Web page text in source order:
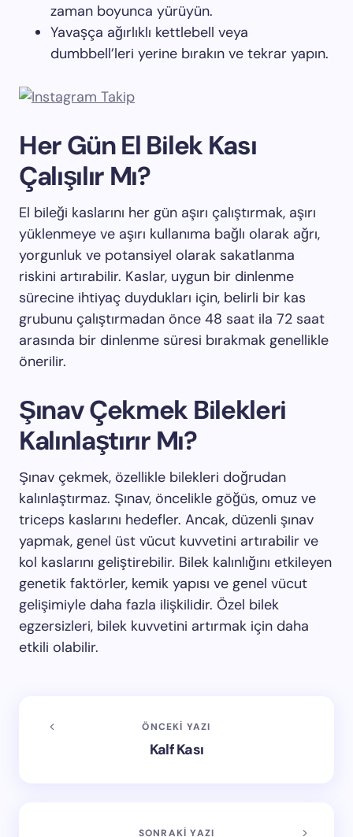
zaman boyunca yürüyün.
Yavaşça ağırlıklı kettlebell veya
dumbbell’leri yerine bırakın ve tekrar yapın.
Her Gün El Bilek Kası
Çalışılır Mı?
El bileği kaslarını her gün aşırı çalıştırmak, aşırı
yüklenmeye ve aşırı kullanıma bağlı olarak ağrı,
yorgunluk ve potansiyel olarak sakatlanma
riskini artırabilir. Kaslar, uygun bir dinlenme
sürecine ihtiyaç duydukları için, belirli bir kas
grubunu çalıştırmadan önce 48 saat ila 72 saat
arasında bir dinlenme süresi bırakmak genellikle
önerilir.
Şınav Çekmek Bilekleri
Kalınlaştırır Mı?
Şınav çekmek, özellikle bilekleri doğrudan
kalınlaştırmaz. Şınav, öncelikle göğüs, omuz ve
triceps kaslarını hedefler. Ancak, düzenli şınav
yapmak, genel üst vücut kuvvetini artırabilir ve
kol kaslarını geliştirebilir. Bilek kalınlığını etkileyen
genetik faktörler, kemik yapısı ve genel vücut
gelişimiyle daha fazla ilişkilidir. Özel bilek
egzersizleri, bilek kuvvetini artırmak için daha
etkili olabilir.
ÖNCEKI YAZI
Kalf Kası
SONRAKI YAZI